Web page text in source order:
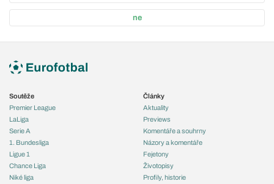
ne
Soutěže
Premier League
LaLiga
Serie A
1. Bundesliga
Ligue 1
Chance Liga
Niké liga
Články
Aktuality
Previews
Komentáře a souhrny
Názory a komentáře
Fejetony
Životopisy
Profily, historie